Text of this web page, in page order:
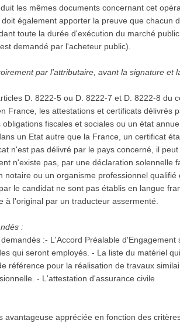
les mêmes documents concernant cet
également apporter la preuve que chacun
toute la durée d'exécution du marché
demandé par l'acheteur public).
par l'attributaire, avant la signature et
D. 8222-5 ou D. 8222-7 et D. 8222-8 du
France, les attestations et certificats délivrés
fiscales et sociales ou un état
un Etat autre que la France, un certificat
n'est pas délivré par le pays concerné, il
n'existe pas, par une déclaration solennelle
notaire ou un organisme professionnel qualifié
le candidat ne sont pas établis en langue
à l'original par un traducteur assermenté.
:
:- L'Accord Préalable d'Engagement
employés. - La liste du matériel qui sera affecté au
- L'attestation d'assurance civile
avantageuse appréciée en fonction des